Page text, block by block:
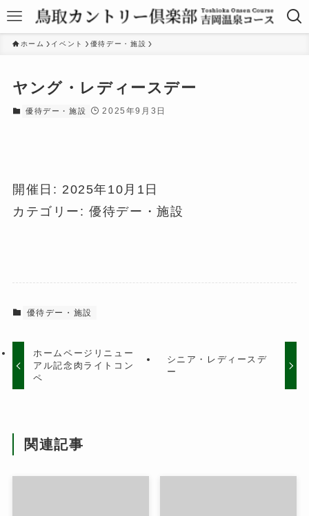
ホーム イベント 優待デー・施設
ヤング・レディースデー
優待デー・施設 2025年9月3日
開催日: 2025年10月1日
カテゴリー:優待デー・施設
優待デー・施設
ホームページリニュー
アル記念肉ライトコン
ペ
シニア・レディースデ
ー
関連記事